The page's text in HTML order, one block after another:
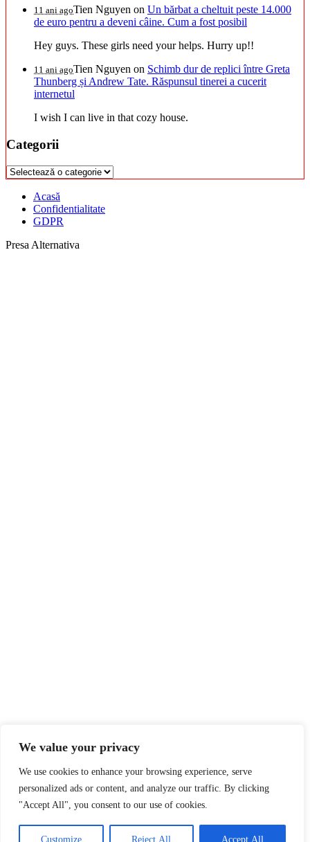
We value your privacy
We use cookies to enhance your browsing experience, serve
personalized ads or content, and analyze our traffic. By clicking
"Accept All", you consent to our use of cookies.
Customize Reject All Accept All
11 ani agoTien Nguyen on Un bărbat a cheltuit peste 14.000
de euro pentru a deveni câine. Cum a fost posibil
Hey guys. These girls need your helps. Hurry up!!
11 ani agoTien Nguyen on Schimb dur de replici între Greta
Thunberg și Andrew Tate. Răspunsul tinerei a cucerit
internetul
I wish I can live in that cozy house.
Categorii
Categorii
Acasă
Confidentialitate
GDPR
Presa Alternativa